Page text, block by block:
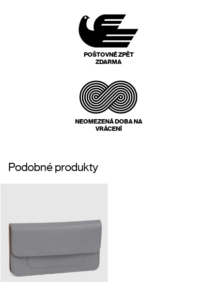
POŠTOVNÉ ZPĚT
ZDARMA
NEOMEZENÁ DOBA NA
VRÁCENÍ
Podobné produkty